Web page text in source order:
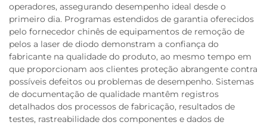
operadores, assegurando desempenho ideal desde o
primeiro dia. Programas estendidos de garantia oferecidos
pelo fornecedor chinês de equipamentos de remoção de
pelos a laser de diodo demonstram a confiança do
fabricante na qualidade do produto, ao mesmo tempo em
que proporcionam aos clientes proteção abrangente contra
possíveis defeitos ou problemas de desempenho. Sistemas
de documentação de qualidade mantêm registros
detalhados dos processos de fabricação, resultados de
testes, rastreabilidade dos componentes e dados de